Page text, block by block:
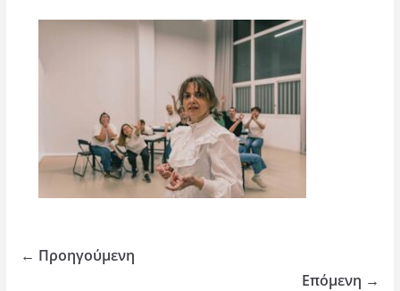
← Προηγούμενη
Επόμενη →